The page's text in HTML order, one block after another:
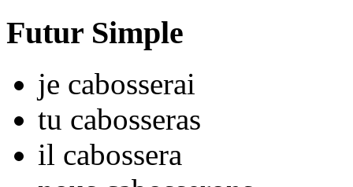
Futur Simple
je cabosserai
tu cabosseras
il cabossera